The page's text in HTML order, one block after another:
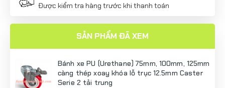
Được kiểm tra hàng trước khi thanh toán
SẢN PHẨM ĐÃ XEM
Bánh xe PU (Urethane) 75mm, 100mm, 125mm
càng thép xoay khóa lỗ trục 12.5mm Caster
Serie 2 tải trung